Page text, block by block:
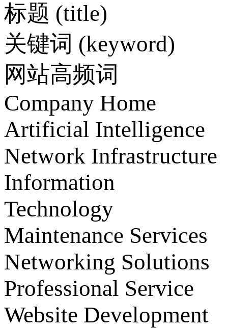
标题 (title)
关键词 (keyword)
网站高频词
Company Home
Artificial Intelligence
Network Infrastructure
Information
Technology
Maintenance Services
Networking Solutions
Professional Service
Website Development